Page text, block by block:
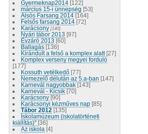
Gyermeknap2014 [122]
március 15-i ünnepség [53]
Alsós Farsang 2014 [164]
Felsős farsang 2014 [72]
Karácsony [140]
Nyári tábor 2013 [97]
Évzáró 2013 [60]
Ballagás [136]
Kirándult a felső a komplex alatt [27]
Komplex verseny megyei forduló
[177]
Kossuth vetélkedő [77]
Nemezelő délután az 5.a-ban [147]
Karnevál nagyobbak [143]
Karnevál - Kicsik [70]
Karácsony [90]
Karácsonyi kézműves nap [85]
Tábor 2012 [135]
Iskolamúzeum (iskolatörténeti
kiállítás)" [36]
Az iskola [4]